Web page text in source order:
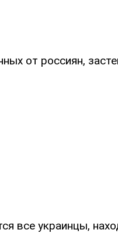
от россиян,
все украинцы,